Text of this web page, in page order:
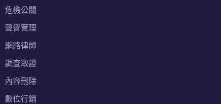
危機公關
聲譽管理
網路律師
調查取證
內容刪除
數位行銷